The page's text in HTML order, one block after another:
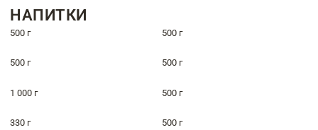
НАПИТКИ
500 г 500 г
500 г 500 г
1 000 г 500 г
330 г 500 г